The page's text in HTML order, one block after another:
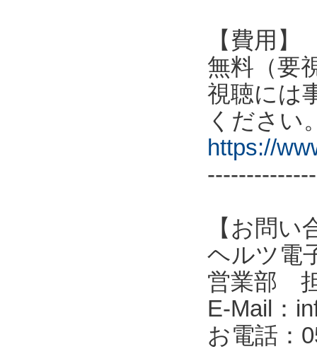
【費用】
無料（要
視聴には
ください
https://
【お問い
ヘルツ電
営業部
E-Mail：
お電話：